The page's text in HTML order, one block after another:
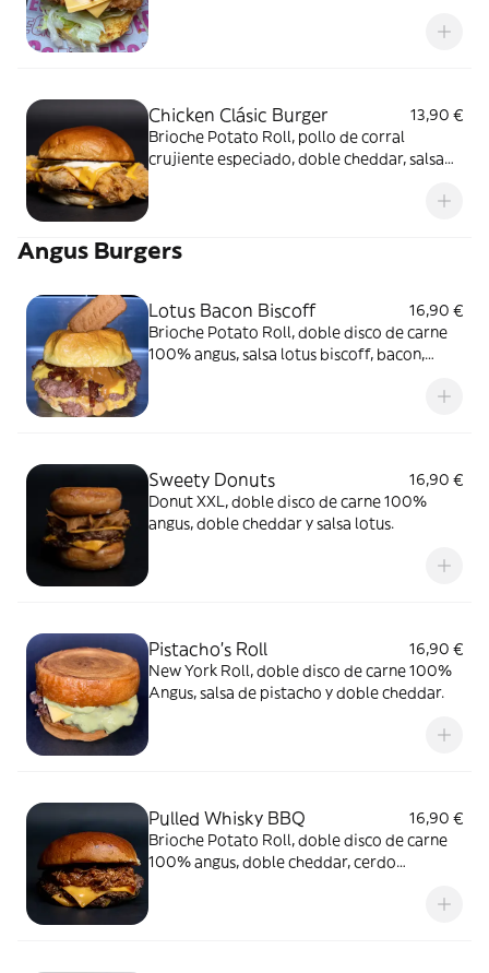
Chicken Clásic Burger
13,90 €
Brioche Potato Roll, pollo de corral
crujiente especiado, doble cheddar, salsa
Angus Burgers
Lotus Bacon Biscoff
16,90 €
Brioche Potato Roll, doble disco de carne
100% angus, salsa lotus biscoff, bacon,
Sweety Donuts
16,90 €
Donut XXL, doble disco de carne 100%
angus, doble cheddar y salsa lotus.
Pistacho’s Roll
16,90 €
New York Roll, doble disco de carne 100%
Angus, salsa de pistacho y doble cheddar.
Pulled Whisky BBQ
16,90 €
Brioche Potato Roll, doble disco de carne
100% angus, doble cheddar, cerdo